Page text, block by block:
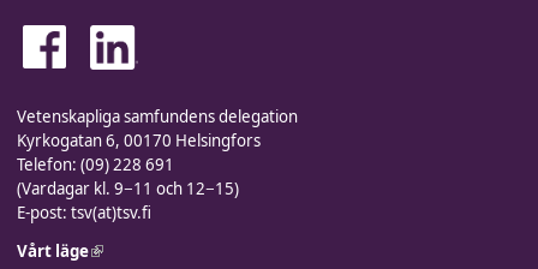
Vetenskapliga samfundens delegation
Kyrkogatan 6, 00170 Helsingfors
Telefon: (09) 228 691
(Vardagar kl. 9−11 och 12−15)
E-post: tsv(at)tsv.fi
Vårt läge(link is external)